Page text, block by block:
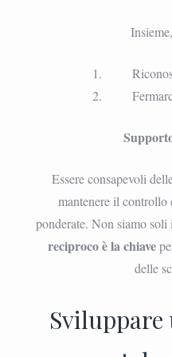
Essere consapevoli
mantenere il controllo
ponderate. Non siamo
reciproco è la chiave
delle
Sviluppare